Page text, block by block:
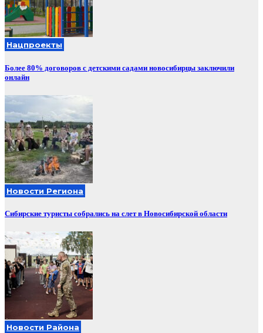
Нацпроекты
Более 80% договоров с детскими садами новосибирцы заключили
онлайн
Новости Региона
Сибирские туристы собрались на слет в Новосибирской области
Новости Района